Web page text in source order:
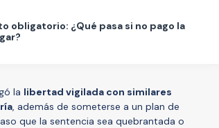
obligatorio: ¿Qué pasa si no pago la
la libertad vigilada con similares
, además de someterse a un plan de
que la sentencia sea quebrantada o